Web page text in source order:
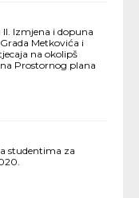
Izmjena i dopuna
Metkovića i
na okolipš
Prostornog plana
studentima za